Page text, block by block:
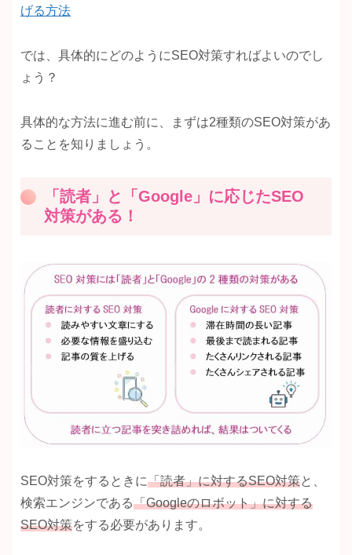
げる方法
では、具体的にどのようにSEO対策すればよいのでし
ょう？
具体的な方法に進む前に、まずは2種類のSEO対策があ
ることを知りましょう。
「読者」と「Google」に応じたSEO
対策がある！
SEO対策をするときに「読者」に対するSEO対策と、
検索エンジンである「Googleのロボット」に対する
SEO対策をする必要があります。